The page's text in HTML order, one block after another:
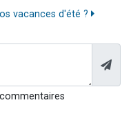
vacances d'été ?